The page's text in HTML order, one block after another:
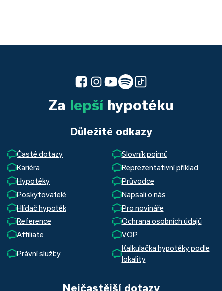
Za lepšíhypotéku
Důležité odkazy
Časté dotazy
Slovník pojmů
Kariéra
Reprezentativní příklad
Hypotéky
Průvodce
Poskytovatelé
Napsali o nás
Hlídač hypoték
Pro novináře
Reference
Ochrana osobních údajů
Affiliate
VOP
Právní služby
Kalkulačka hypotéky podle
lokality
Nejčastější dotazy